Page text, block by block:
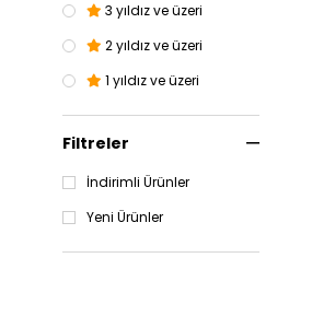
Princess
3 yıldız ve üzeri
2 yıldız ve üzeri
1 yıldız ve üzeri
Filtreler
İndirimli Ürünler
Yeni Ürünler